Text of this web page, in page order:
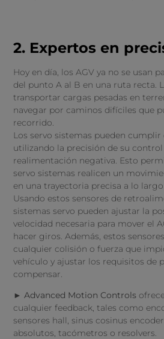
2. Expertos en
Hoy en día, los AGV ya no se usan
del punto A al B en una ruta recta.
transportar cargas pesadas en
navegar por caminos difíciles que
recorrido.
Los servo sistemas pueden
utilizando la precisión de su
realimentación negativa. Esto
servo sistemas realicen un
en una trayectoria precisa a lo
Usando estos sensores de
sistemas servo pueden ajustar la
velocidad necesaria para mover el
hacer giros. Además, estos
cualquier colisión o fuerza que
vehículo y ajustar los requisitos de
compensar.
► Advanced Motion Controls
cualquier feedback, tales como
sensores hall, sinus cosinus
absolutos, tacómetros o resolvers.